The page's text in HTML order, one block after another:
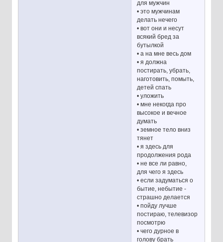
для мужчин
• это мужчинам
делать нечего
• вот они и несут
всякий бред за
бутылкой
• а на мне весь дом
• я должна
постирать, убрать,
наготовить, помыть,
детей спать
• уложить
• мне некогда про
высокое и вечное
думать
• земное тело вниз
тянет
• я здесь для
продолжения рода
• не все ли равно,
для чего я здесь
• если задуматься о
бытие, небытие -
страшно делается
• пойду лучше
постираю, телевизор
посмотрю
• чего дурное в
голову брать